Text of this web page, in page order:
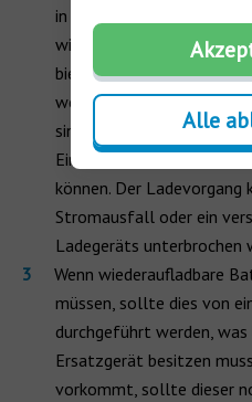
in der Regel nachts
wiederaufladbare
bieten, die in nur 30
weiteren vier Stunden
sind, bevorzugen
Einwegbatterien an Ort
können. Der Ladevorgang
Stromausfall oder ein
Ladegeräts unterbrochen
Wenn wiederaufladbare
müssen, sollte dies von
durchgeführt werden,
Ersatzgerät besitzen
vorkommt, sollte dieser
Alle